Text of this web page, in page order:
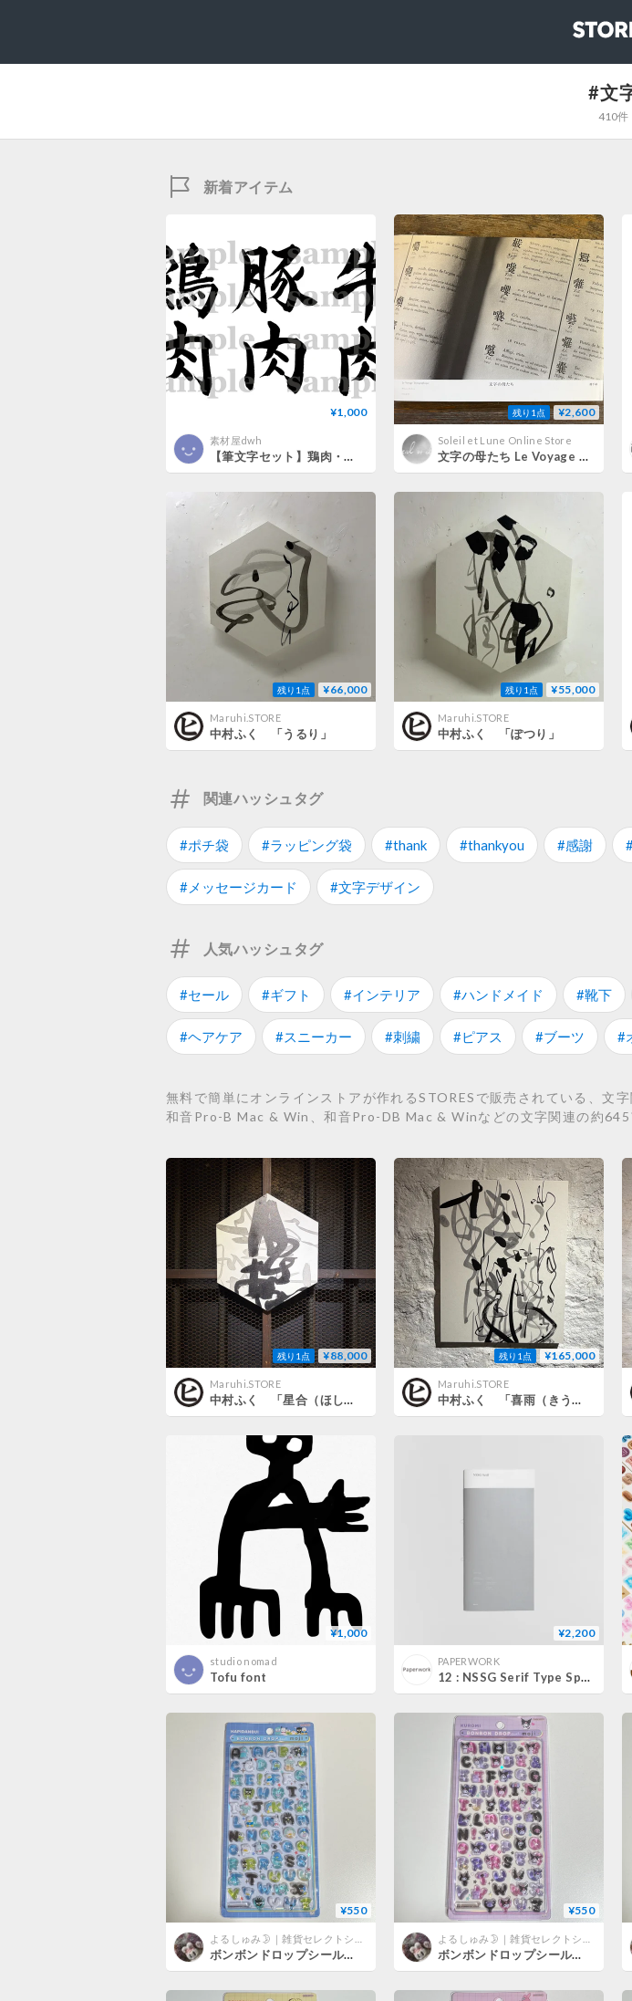
STORES
#文
410件
新着アイテム
¥1,000
素材屋dwh
【筆文字セット】鶏肉・豚肉・牛肉（縦書き、横書き）
残り1点 ¥2,600
Soleil et Lune Online Store
文字の母たち Le Voyage Typographique
残り1点 ¥66,000
Maruhi.STORE
中村ふく 「うるり」
残り1点 ¥55,000
Maruhi.STORE
中村ふく 「ぽつり」
関連ハッシュタグ
#ポチ袋 #ラッピング袋 #thank #thankyou #感謝
#メッセージカード #文字デザイン
人気ハッシュタグ
#セール #ギフト #インテリア #ハンドメイド #靴下
#ヘアケア #スニーカー #刺繍 #ピアス #ブーツ #
無料で簡単にオンラインストアが作れるSTORESで販売されている、文
和音Pro-B Mac & Win、和音Pro-DB Mac & Winなどの文字関連の約645
残り1点 ¥88,000
Maruhi.STORE
中村ふく 「星合（ほしあい）」
残り1点 ¥165,000
Maruhi.STORE
中村ふく 「喜雨（きう）」
¥1,000
studio nomad
Tofu font
¥2,200
PAPERWORK
12 : NSSG Serif Type Specimen
¥550
ボンボンドロップシール 文字 （はぴだんぶい）
¥550
ボンボンドロップシール 文字 （クロミ）